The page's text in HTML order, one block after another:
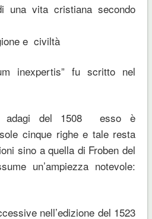
una vita cristiana secondo
e civiltà
inexpertis” fu scritto nel
adagi del 1508 esso è
cinque righe e tale resta
sino a quella di Froben del
un’ampiezza notevole:
nell’edizione del 1523